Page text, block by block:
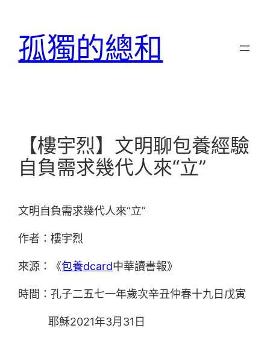
孤獨的總和
【樓宇烈】文明聊包養經驗
自負需求幾代人來“立”
文明自負需求幾代人來“立”
作者：樓宇烈
來源：《包養dcard中華讀書報》
時間：孔子二五七一年歲次辛丑仲春十九日戊寅
耶穌2021年3月31日